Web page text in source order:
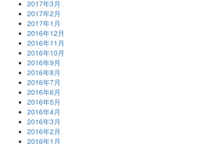
2017年3月
2017年2月
2017年1月
2016年12月
2016年11月
2016年10月
2016年9月
2016年8月
2016年7月
2016年6月
2016年5月
2016年4月
2016年3月
2016年2月
2016年1月